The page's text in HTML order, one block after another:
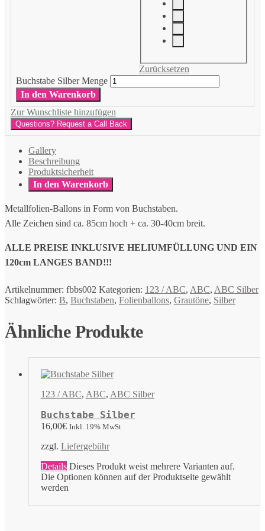
Zurücksetzen
Buchstabe Silber Menge
In den Warenkorb
Zur Wunschliste hinzufügen
Questions? Request a Call Back
Gallery
Beschreibung
Produktsicherheit
In den Warenkorb
Metallfolien-Ballons in Form von Buchstaben.
Alle Zeichen sind ca. 85cm hoch + ca. 30-40cm breit.
ALLE PREISE INKLUSIVE HELIUMFÜLLUNG UND EIN
120cm LANGES BAND!!!
Artikelnummer: fbbs002 Kategorien: 123 / ABC, ABC, ABC Silber
Schlagwörter: B, Buchstaben, Folienballons, Grautöne, Silber
Ähnliche Produkte
123 / ABC, ABC, ABC Silber
Buchstabe Silber
16,00€ Inkl. 19% MwSt
zzgl. Liefergebühr
Details Dieses Produkt weist mehrere Varianten auf.
Die Optionen können auf der Produktseite gewählt
werden